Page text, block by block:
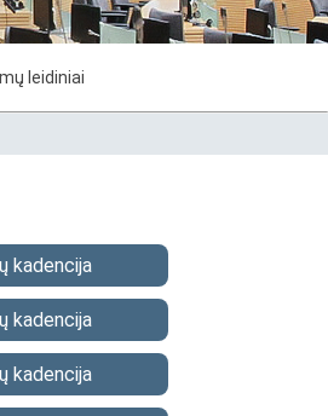
leidiniai
kadencija
kadencija
kadencija